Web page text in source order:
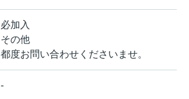
必加入
その他
都度お問い合わせくださいませ。
-